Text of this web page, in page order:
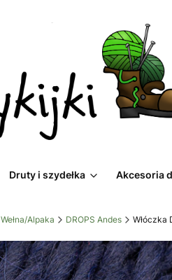
Druty i szydełka Akcesoria
Wełna/Alpaka DROPS Andes Włóczka